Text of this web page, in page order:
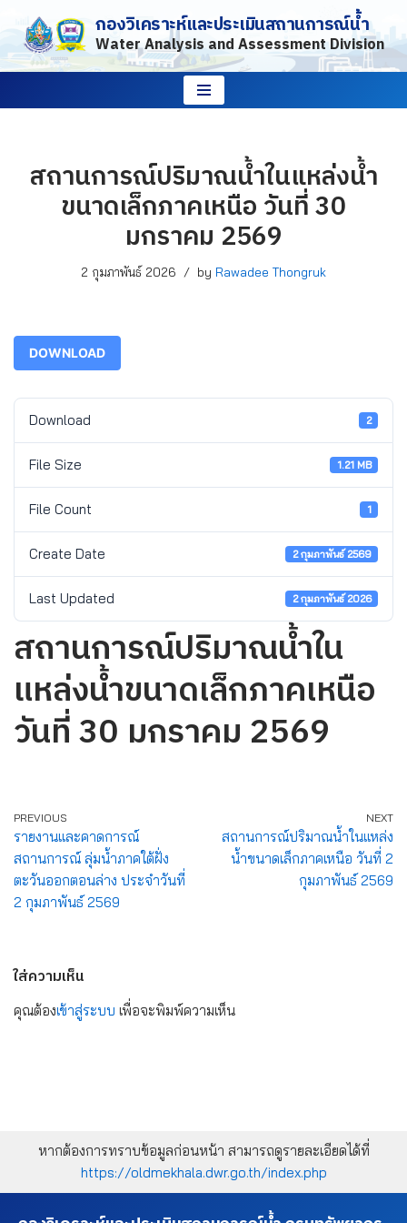
Skip
to
กองวิเคราะห์และประเมินสถานการณ์น้ำ
Water Analysis and Assessment Division
สถานการณ์ปริมาณน้ำในแหล่งน้ำ
ขนาดเล็กภาคเหนือ วันที่ 30
มกราคม 2569
2 กุมภาพันธ์ 2026 by Rawadee Thongruk
DOWNLOAD
Download 2
File Size 1.21 MB
File Count 1
Create Date 2 กุมภาพันธ์ 2569
Last Updated 2 กุมภาพันธ์ 2026
สถานการณ์ปริมาณน้ำใน
แหล่งน้ำขนาดเล็กภาคเหนือ
วันที่ 30 มกราคม 2569
PREVIOUS
รายงานและคาดการณ์
สถานการณ์ ลุ่มน้ำภาคใต้ฝั่ง
ตะวันออกตอนล่าง ประจำวันที่
2 กุมภาพันธ์ 2569
NEXT
สถานการณ์ปริมาณน้ำในแหล่ง
น้ำขนาดเล็กภาคเหนือ วันที่ 2
กุมภาพันธ์ 2569
ใส่ความเห็น
คุณต้องเข้าสู่ระบบ เพื่อจะพิมพ์ความเห็น
หากต้องการทราบข้อมูลก่อนหน้า สามารถดูรายละเอียดได้ที่
https://oldmekhala.dwr.go.th/index.php